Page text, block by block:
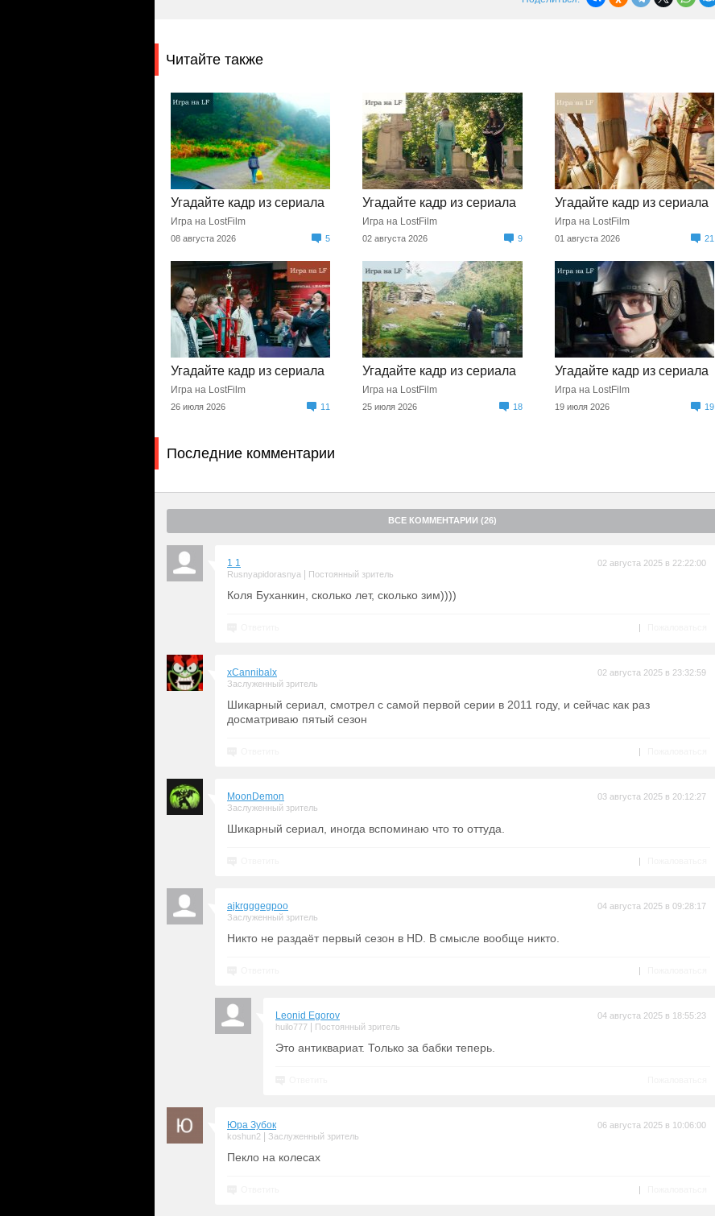
Читайте также
Угадайте кадр из сериала
Игра на LostFilm
08 августа 2026 5
Угадайте кадр из сериала
Игра на LostFilm
02 августа 2026 9
Угадайте кадр из сериала
Игра на LostFilm
01 августа 2026 21
Угадайте кадр из сериала
Игра на LostFilm
26 июля 2026 11
Угадайте кадр из сериала
Игра на LostFilm
25 июля 2026 18
Угадайте кадр из сериала
Игра на LostFilm
19 июля 2026 19
Последние комментарии
ВСЕ КОММЕНТАРИИ (26)
1 1
Rusnyapidorasnya Постоянный зритель
02 августа 2025 в 22:22:00
Коля Буханкин, сколько лет, сколько зим))))
|
xCannibalx
Заслуженный зритель
02 августа 2025 в 23:32:59
Шикарный сериал, смотрел с самой первой серии в 2011 году, и сейчас как раз
досматриваю пятый сезон
|
MoonDemon
Заслуженный зритель
03 августа 2025 в 20:12:27
Шикарный сериал, иногда вспоминаю что то оттуда.
|
ajkrgggegpoo
Заслуженный зритель
04 августа 2025 в 09:28:17
Никто не раздаёт первый сезон в HD. В смысле вообще никто.
|
Leonid Egorov
huilo777 Постоянный зритель
04 августа 2025 в 18:55:23
Это антиквариат. Только за бабки теперь.
Юра Зубок
koshun2 Заслуженный зритель
06 августа 2025 в 10:06:00
Пекло на колесах
|